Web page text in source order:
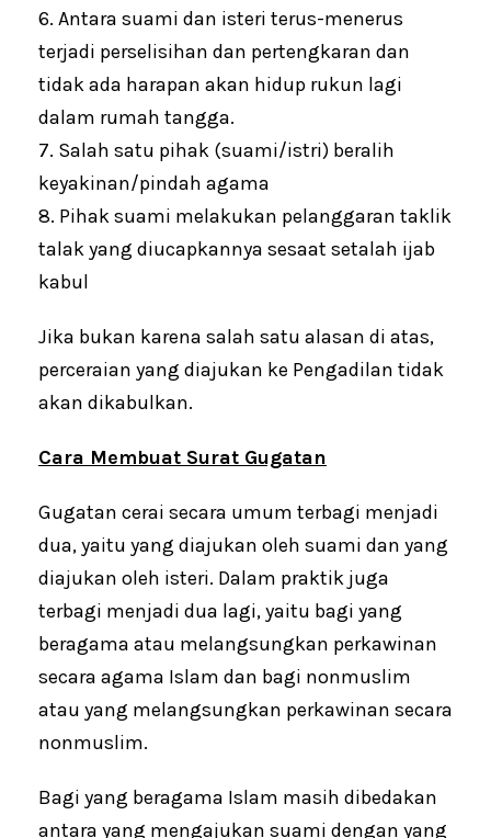
6. Antara suami dan isteri terus-menerus
terjadi perselisihan dan pertengkaran dan
tidak ada harapan akan hidup rukun lagi
dalam rumah tangga.
7. Salah satu pihak (suami/istri) beralih
keyakinan/pindah agama
8. Pihak suami melakukan pelanggaran taklik
talak yang diucapkannya sesaat setalah ijab
kabul
Jika bukan karena salah satu alasan di atas,
perceraian yang diajukan ke Pengadilan tidak
akan dikabulkan.
Cara Membuat Surat Gugatan
Gugatan cerai secara umum terbagi menjadi
dua, yaitu yang diajukan oleh suami dan yang
diajukan oleh isteri. Dalam praktik juga
terbagi menjadi dua lagi, yaitu bagi yang
beragama atau melangsungkan perkawinan
secara agama Islam dan bagi nonmuslim
atau yang melangsungkan perkawinan secara
nonmuslim.
Bagi yang beragama Islam masih dibedakan
antara yang mengajukan suami dengan yang